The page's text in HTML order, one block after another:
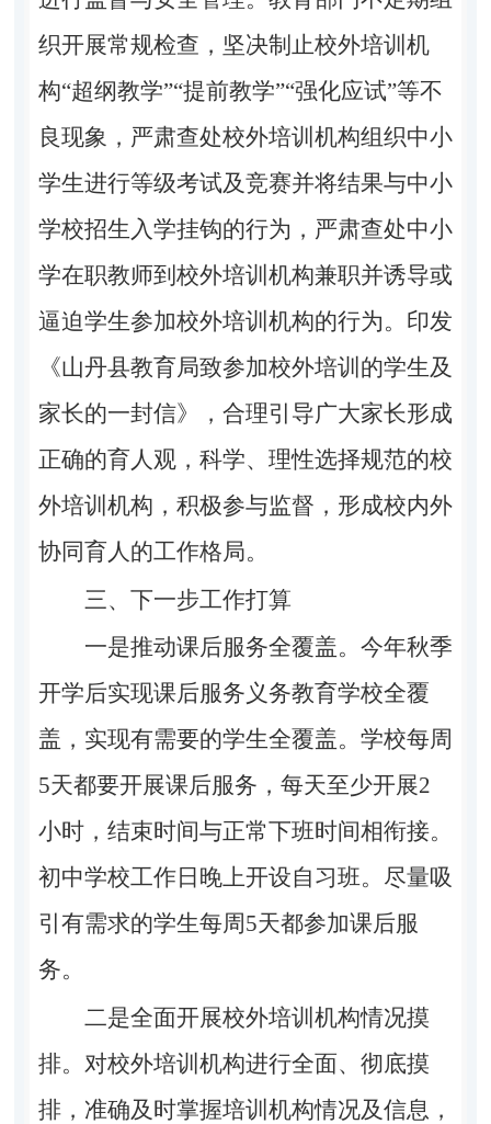
织开展常规检查，坚决制止校外培训机
构“超纲教学”“提前教学”“强化应试”等不
良现象，严肃查处校外培训机构组织中小
学生进行等级考试及竞赛并将结果与中小
学校招生入学挂钩的行为，严肃查处中小
学在职教师到校外培训机构兼职并诱导或
逼迫学生参加校外培训机构的行为。印发
《山丹县教育局致参加校外培训的学生及
家长的一封信》，合理引导广大家长形成
正确的育人观，科学、理性选择规范的校
外培训机构，积极参与监督，形成校内外
协同育人的工作格局。
三、下一步工作打算
一是推动课后服务全覆盖。 今年秋季
开学后实现课后服务义务教育学校全覆
盖，实现有需要的学生全覆盖。学校每周
5天都要开展课后服务，每天至少开展2
小时，结束时间与正常下班时间相衔接。
初中学校工作日晚上开设自习班。尽量吸
引有需求的学生每周5天都参加课后服
务。
二是全面开展校外培训机构情况摸
排。 对校外培训机构进行全面、彻底摸
排，准确及时掌握培训机构情况及信息，